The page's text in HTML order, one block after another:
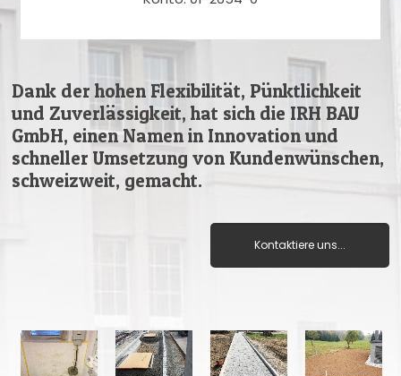
Dank der hohen Flexibilität, Pünktlichkeit
und Zuverlässigkeit, hat sich die IRH BAU
GmbH, einen Namen in Innovation und
schneller Umsetzung von Kundenwünschen,
schweizweit, gemacht.
Kontaktiere uns...